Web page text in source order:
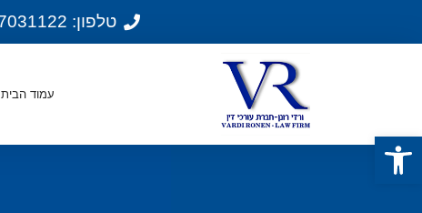
פתח סרגל נגישות
טלפון: 074-7031122
עמוד הבית